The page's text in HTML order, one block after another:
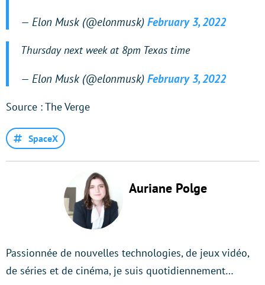
— Elon Musk (@elonmusk) February 3, 2022
Thursday next week at 8pm Texas time
— Elon Musk (@elonmusk) February 3, 2022
Source : The Verge
SpaceX
Auriane Polge
Passionnée de nouvelles technologies, de jeux vidéo,
de séries et de cinéma, je suis quotidiennement…